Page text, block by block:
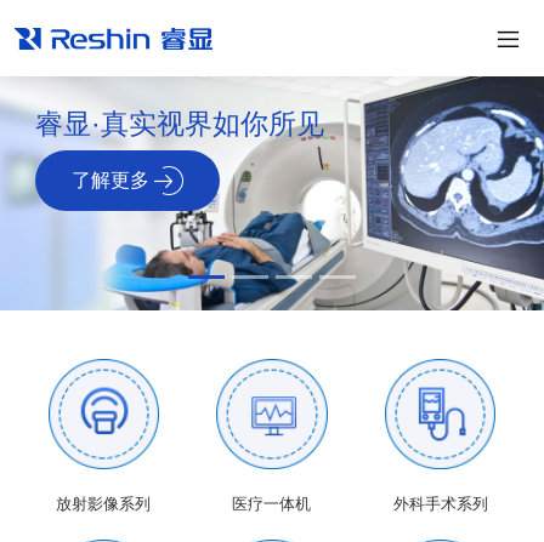
睿显·真实视界如你所见
了解更多
放射影像系列 医疗一体机 外科手术系列